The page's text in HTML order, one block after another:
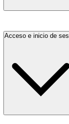
Acceso e inicio de